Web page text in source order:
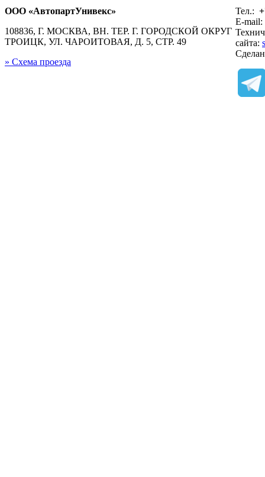
ООО «АвтопартУнивекс»
108836, Г. МОСКВА, ВН. ТЕР. Г. ГОРОДСКОЙ ОКРУГ
ТРОИЦК, УЛ. ЧАРОИТОВАЯ, Д. 5, СТР. 49
» Схема проезда
Тел.:
E-mail:
сайта: